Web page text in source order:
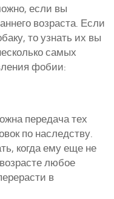
если вы
возраста. Если
то узнать их вы
самых
фобии:
передача тех
по наследству.
когда ему еще не
любое
в